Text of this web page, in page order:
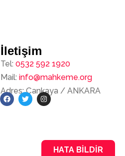
İletişim
Tel: 0532 592 1920
Mail: info@mahkeme.org
Adres: Çankaya / ANKARA
F
T
I
g
HATA BILDIR